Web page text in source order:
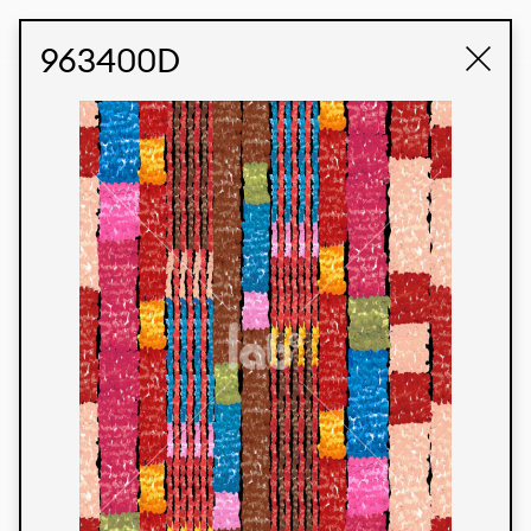
963400D
Produtos
Temos orgulho de expressar nossa identidade
brasileira por meio de nossos tecidos e estampas
personalizadas, trabalhando em colaboração
com nossos clientes e dando vida aos seus
conceitos e criações. Nossa extensa linha de
produtos tem opções para diferentes mercados.
Oferecemos também tecidos ecológicos e
tecnológicos que podem ser acabados em
qualquer cor sólida ou impressão digital.
Cores